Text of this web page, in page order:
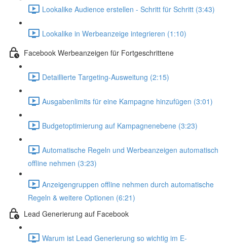
Lookalike Audience erstellen - Schritt für Schritt (3:43)
Lookalike in Werbeanzeige integrieren (1:10)
Facebook Werbeanzeigen für Fortgeschrittene
Detaillierte Targeting-Ausweitung (2:15)
Ausgabenlimits für eine Kampagne hinzufügen (3:01)
Budgetoptimierung auf Kampagnenebene (3:23)
Automatische Regeln und Werbeanzeigen automatisch
offline nehmen (3:23)
Anzeigengruppen offline nehmen durch automatische
Regeln & weitere Optionen (6:21)
Lead Generierung auf Facebook
Warum ist Lead Generierung so wichtig im E-